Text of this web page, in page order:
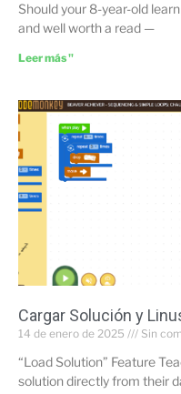
Should your 8-year-old
and well worth a read —
Leer más "
Cargar Solución y
14 de enero de 2025 Sin
“Load Solution” Feature
solution directly from their